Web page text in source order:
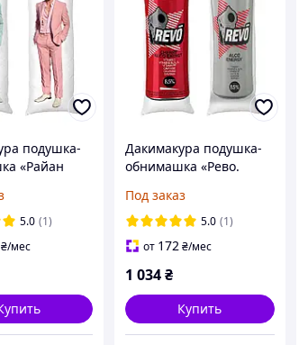
подушка-
«Райан
Ryan
5.0 (1)
₴/мес
Дакимакура подушка-
обнимашка «Рево.
см
Под заказ
5.0 (1)
от 172₴/мес
1 034₴
Купить